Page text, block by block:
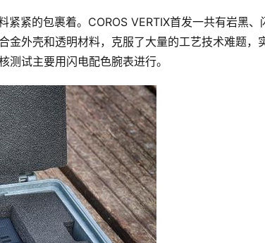
紧的包裹着。COROS VERTIX首发一共有岩黑、
金外壳和透明材料，克服了大量的工艺技术难题，
试主要用闪电配色腕表进行。